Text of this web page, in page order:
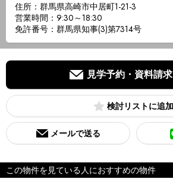
住所：群馬県高崎市中居町1-21-3
営業時間：9:30～18:30
免許番号：群馬県知事(3)第7314号
見学予約・資料請求
検討リスト
メールで送る
この物件を見ている人におすすめの物件